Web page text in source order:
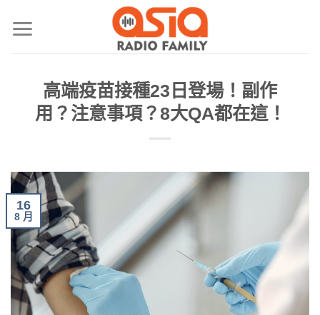
高端疫苗接種23日登場！副作
用？注意事項？8大QA都在這！
16
8 月